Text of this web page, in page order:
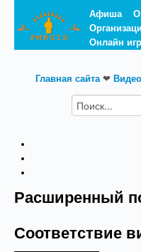
Афиша О
Онлайн
Главная сайта❤ Видео
Расширенный
Соответствие